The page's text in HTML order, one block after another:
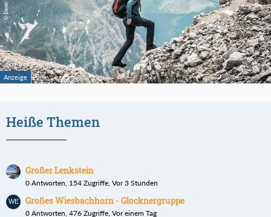
Heiße Themen
Großer Lenkstein
0 Antworten, 154 Zugriffe, Vor 3 Stunden
Großes Wiesbachhorn - Glocknergruppe
0 Antworten, 476 Zugriffe, Vor einem Tag